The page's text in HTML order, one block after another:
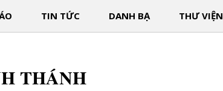
TIN TỨC DANH BẠ THƯ VIỆN
THÁNH